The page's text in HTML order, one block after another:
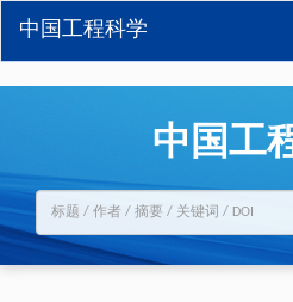
中国工程科学
中国工